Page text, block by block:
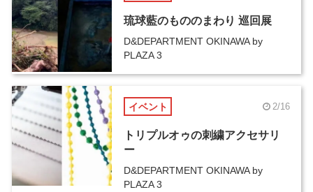
琉球藍のもののまわり 巡回展
D&DEPARTMENT OKINAWA by
PLAZA 3
イベント 2/16
トリプルオゥの刺繍アクセサリ
ー
D&DEPARTMENT OKINAWA by
PLAZA 3